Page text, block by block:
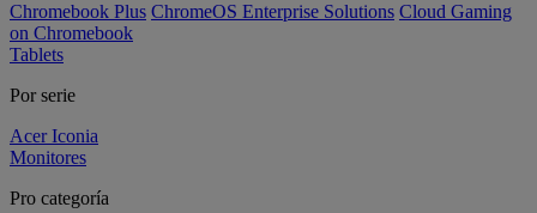
Chromebook Plus ChromeOS Enterprise Solutions Cloud Gaming
on Chromebook
Tablets
Por serie
Acer Iconia
Monitores
Pro categoría